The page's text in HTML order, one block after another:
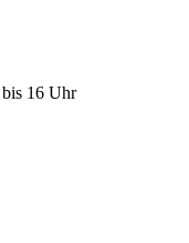
16 Uhr